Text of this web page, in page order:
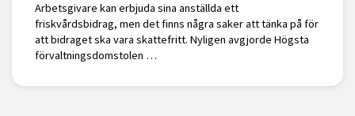
Arbetsgivare kan erbjuda sina anställda ett
friskvårdsbidrag, men det finns några saker att tänka på för
att bidraget ska vara skattefritt. Nyligen avgjorde Högsta
förvaltningsdomstolen …